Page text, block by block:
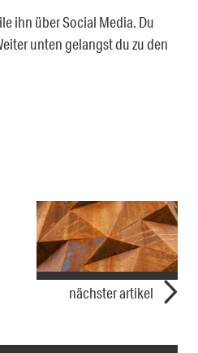
ihn über Social Media. Du
unten gelangst du zu den
nächster artikel